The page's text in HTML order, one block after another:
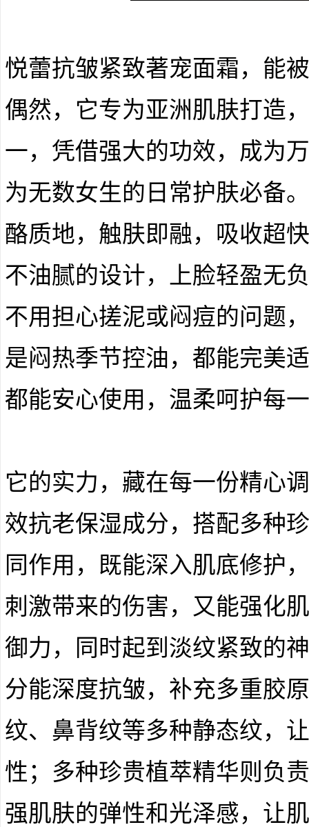
悦蕾抗皱紧致著宠面霜，能
偶然，它专为亚洲肌肤打造
一，凭借强大的功效，成为
为无数女生的日常护肤必备
酪质地，触肤即融，吸收超
不油腻的设计，上脸轻盈无
不用担心搓泥或闷痘的问题
是闷热季节控油，都能完美
都能安心使用，温柔呵护每
它的实力，藏在每一份精心
效抗老保湿成分，搭配多种
同作用，既能深入肌底修护
刺激带来的伤害，又能强化
御力，同时起到淡纹紧致的
分能深度抗皱，补充多重胶
纹、鼻背纹等多种静态纹，
性；多种珍贵植萃精华则负
强肌肤的弹性和光泽感，让